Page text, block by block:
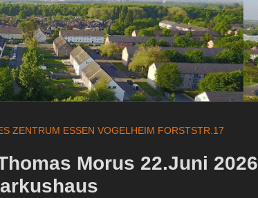
ZENTRUM ESSEN VOGELHEIM FORSTSTR.17
Morus 22.Juni 2026